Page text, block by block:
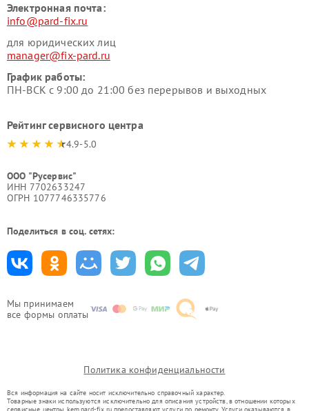
Мы принимаем
все формы оплаты
Электронная почта:
info@pard-fix.ru
для юридических лиц
manager@fix-pard.ru
График работы:
ПН-ВСК с 9:00 до 21:00 без перерывов и выходных
Рейтинг сервисного центра
4.9-5.0
ООО "Русервис"
ИНН 7702633247
ОГРН 1077746335776
Поделиться в соц. сетях:
Политика конфиденциальности
Вся информация на сайте носит исключительно справочный характер.
Товарные знаки используются исключительно для описания устройств, в отношении которых